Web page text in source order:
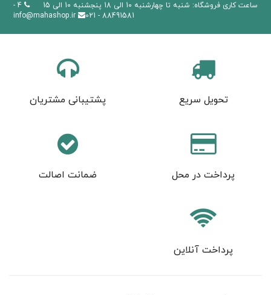
ساعت کاری فروشگاه: شنبه تا چهارشنبه 10 الی 18 پنجشنبه 10 الی 15
4 -
88491581 - 021
info@mahashop.ir
تحویل سریع پشتیبانی مشتریان
پرداخت در محل ضمانت اصالت
پرداخت آنلاین